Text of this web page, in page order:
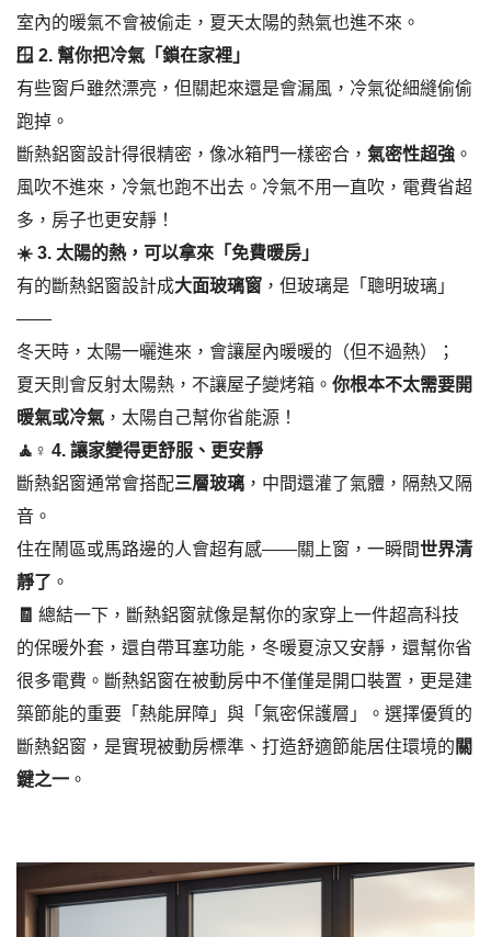
室內的暖氣不會被偷走，夏天太陽的熱氣也進不來。
🪟 2. 幫你把冷氣「鎖在家裡」
有些窗戶雖然漂亮，但關起來還是會漏風，冷氣從細縫偷偷
跑掉。
斷熱鋁窗設計得很精密，像冰箱門一樣密合， 氣密性超強 。
風吹不進來，冷氣也跑不出去。冷氣不用一直吹，電費省超
多，房子也更安靜！
☀️ 3. 太陽的熱，可以拿來「免費暖房」
有的斷熱鋁窗設計成大面玻璃窗 ，但玻璃是「聰明玻璃」
——
冬天時，太陽一曬進來，會讓屋內暖暖的（但不過熱）；
夏天則會反射太陽熱，不讓屋子變烤箱。 你根本不太需要開
暖氣或冷氣 ，太陽自己幫你省能源！
🧘‍ ♀️ 4. 讓家變得更舒服、更安靜
斷熱鋁窗通常會搭配三層玻璃 ，中間還灌了氣體，隔熱又隔
音。
住在鬧區或馬路邊的人會超有感——關上窗，一瞬間世界清
靜了 。
🧾 總結一下，斷熱鋁窗就像是幫你的家穿上一件超高科技
的保暖外套，還自帶耳塞功能，冬暖夏涼又安靜，還幫你省
很多電費。斷熱鋁窗在被動房中不僅僅是開口裝置，更是建
築節能的重要「熱能屏障」與「氣密保護層」。選擇優質的
斷熱鋁窗，是實現被動房標準、打造舒適節能居住環境的 關
鍵之一 。